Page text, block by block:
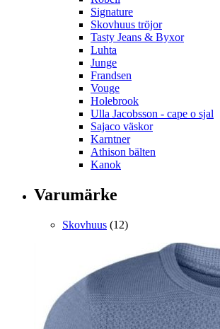
Signature
Skovhuus tröjor
Tasty Jeans & Byxor
Luhta
Junge
Frandsen
Vouge
Holebrook
Ulla Jacobsson - cape o sjal
Sajaco väskor
Karntner
Athison bälten
Kanok
Varumärke
Skovhuus (12)